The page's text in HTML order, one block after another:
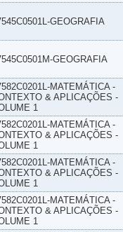
GEOGRAFIA
GEOGRAFIA
MATEMÁTICA -
& APLICAÇÕES -
1
MATEMÁTICA -
& APLICAÇÕES -
1
MATEMÁTICA -
& APLICAÇÕES -
1
MATEMÁTICA -
& APLICAÇÕES -
1